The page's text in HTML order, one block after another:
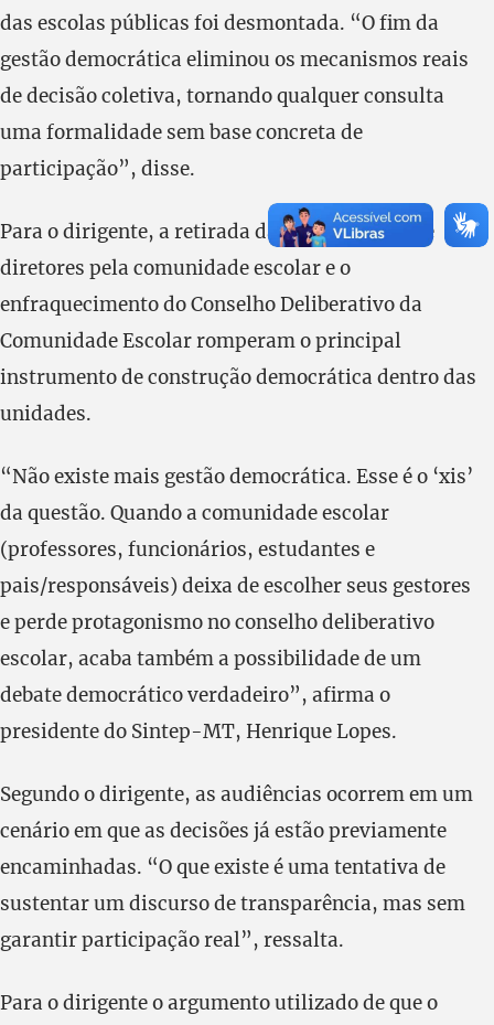
das escolas públicas foi desmontada. “O fim da
gestão democrática eliminou os mecanismos reais
de decisão coletiva, tornando qualquer consulta
uma formalidade sem base concreta de
participação”, disse.
Para o dirigente, a retirada da eleição direta de
diretores pela comunidade escolar e o
enfraquecimento do Conselho Deliberativo da
Comunidade Escolar romperam o principal
instrumento de construção democrática dentro das
unidades.
“Não existe mais gestão democrática. Esse é o ‘xis’
da questão. Quando a comunidade escolar
(professores, funcionários, estudantes e
pais/responsáveis) deixa de escolher seus gestores
e perde protagonismo no conselho deliberativo
escolar, acaba também a possibilidade de um
debate democrático verdadeiro”, afirma o
presidente do Sintep-MT, Henrique Lopes.
Segundo o dirigente, as audiências ocorrem em um
cenário em que as decisões já estão previamente
encaminhadas. “O que existe é uma tentativa de
sustentar um discurso de transparência, mas sem
garantir participação real”, ressalta.
Para o dirigente o argumento utilizado de que o